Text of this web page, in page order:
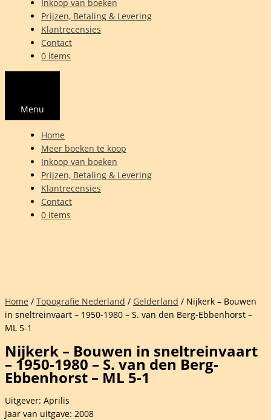
Inkoop van boeken
Prijzen, Betaling & Levering
Klantrecensies
Contact
0 items
Menu
Home
Meer boeken te koop
Inkoop van boeken
Prijzen, Betaling & Levering
Klantrecensies
Contact
0 items
Home / Topografie Nederland / Gelderland / Nijkerk – Bouwen
in sneltreinvaart – 1950-1980 – S. van den Berg-Ebbenhorst –
ML 5-1
Nijkerk – Bouwen in sneltreinvaart
– 1950-1980 – S. van den Berg-
Ebbenhorst – ML 5-1
Uitgever: Aprilis
Jaar van uitgave: 2008